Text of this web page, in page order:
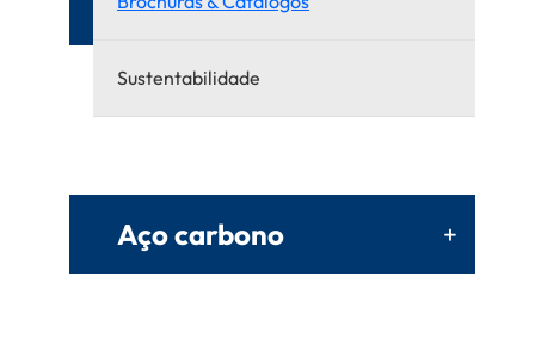
Sustentabilidade
Aço carbono +